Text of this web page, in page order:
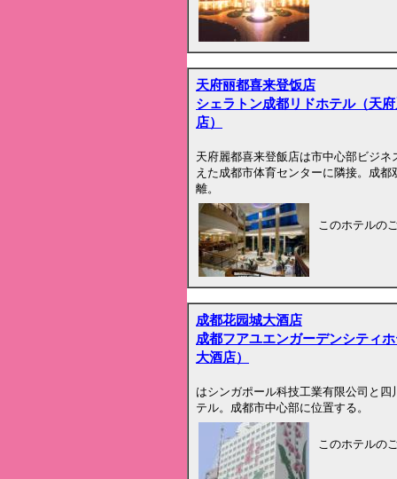
天府丽都喜来登饭店
シェラトン成都リドホテル（天
店）
天府麗都喜来登飯店は市中心部ビジ
えた成都市体育センターに隣接。成
離。
このホテルの
成都花园城大酒店
成都フアユエンガーデンシティ
大酒店）
はシンガポール科技工業有限公司と
テル。成都市中心部に位置する。
このホテルの